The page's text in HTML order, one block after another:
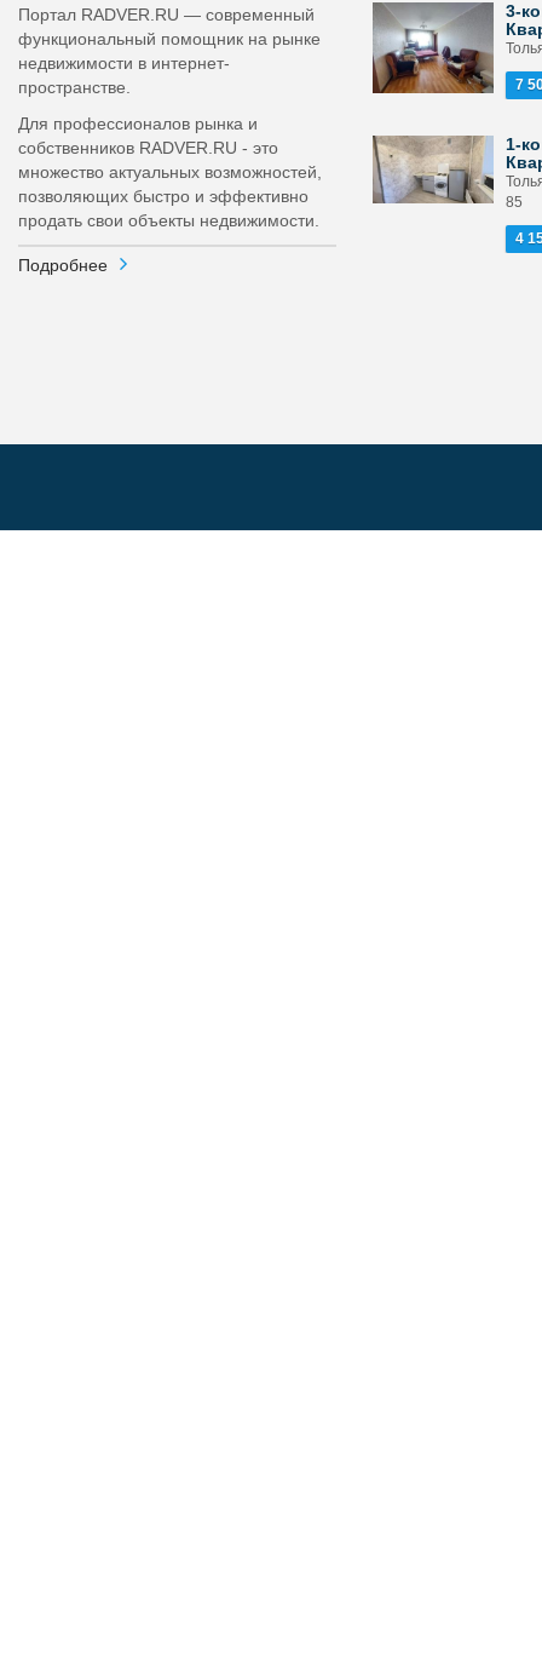
Портал RADVER.RU — современный
функциональный помощник на рынке
недвижимости в интернет-
пространстве.
Для профессионалов рынка и
собственников RADVER.RU - это
множество актуальных возможностей,
позволяющих быстро и эффективно
продать свои объекты недвижимости.
Подробнее
3-
7
1-
85
4